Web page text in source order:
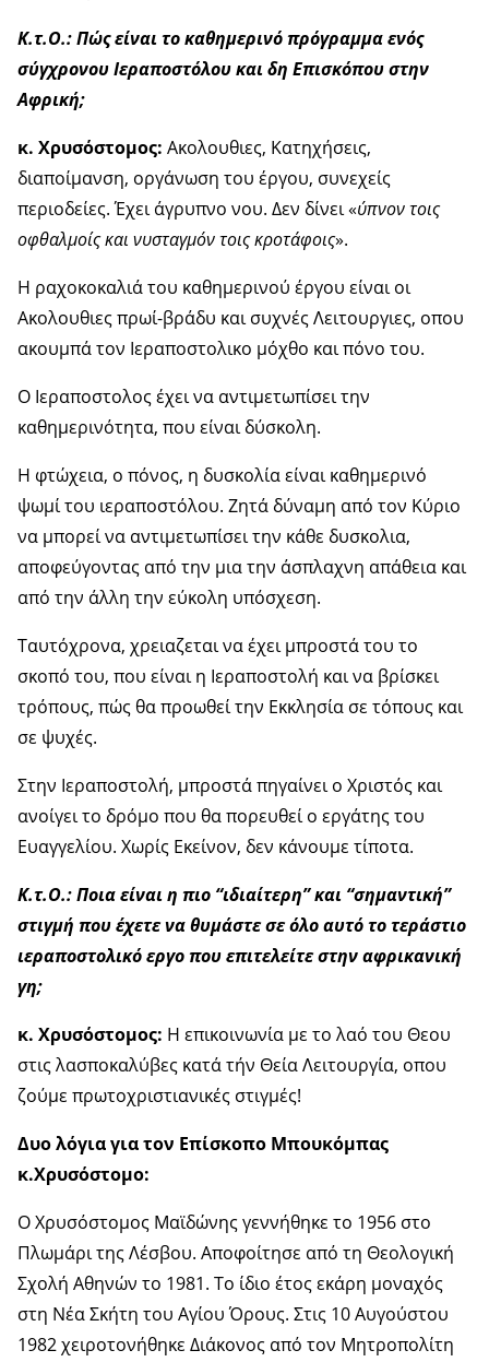
Κ.τ.Ο.: Πώς είναι το καθημερινό πρόγραμμα ενός
σύγχρονου Ιεραποστόλου και δη Επισκόπου στην
Αφρική;
κ. Χρυσόστομος: Ακολουθιες, Κατηχήσεις,
διαποίμανση, οργάνωση του έργου, συνεχείς
περιοδείες. Έχει άγρυπνο νου. Δεν δίνει «ύπνον τοις
οφθαλμοίς και νυσταγμόν τοις κροτάφοις».
Η ραχοκοκαλιά του καθημερινού έργου είναι οι
Ακολουθιες πρωί-βράδυ και συχνές Λειτουργιες, οπου
ακουμπά τον Ιεραποστολικο μόχθο και πόνο του.
Ο Ιεραποστολος έχει να αντιμετωπίσει την
καθημερινότητα, που είναι δύσκολη.
Η φτώχεια, ο πόνος, η δυσκολία είναι καθημερινό
ψωμί του ιεραποστόλου. Ζητά δύναμη από τον Κύριο
να μπορεί να αντιμετωπίσει την κάθε δυσκολια,
αποφεύγοντας από την μια την άσπλαχνη απάθεια και
από την άλλη την εύκολη υπόσχεση.
Ταυτόχρονα, χρειαζεται να έχει μπροστά του το
σκοπό του, που είναι η Ιεραποστολή και να βρίσκει
τρόπους, πώς θα προωθεί την Εκκλησία σε τόπους και
σε ψυχές.
Στην Ιεραποστολή, μπροστά πηγαίνει ο Χριστός και
ανοίγει το δρόμο που θα πορευθεί ο εργάτης του
Ευαγγελίου. Χωρίς Εκείνον, δεν κάνουμε τίποτα.
Κ.τ.Ο.: Ποια είναι η πιο “ιδιαίτερη” και “σημαντική”
στιγμή που έχετε να θυμάστε σε όλο αυτό το τεράστιο
ιεραποστολικό εργο που επιτελείτε στην αφρικανική
γη;
κ. Χρυσόστομος: Η επικοινωνία με το λαό του Θεου
στις λασποκαλύβες κατά τήν Θεία Λειτουργία, οπου
ζούμε πρωτοχριστιανικές στιγμές!
Δυο λόγια για τον Επίσκοπο Μπουκόμπας
κ.Χρυσόστομο:
Ο Χρυσόστομος Μαϊδώνης γεννήθηκε το 1956 στο
Πλωμάρι της Λέσβου. Αποφοίτησε από τη Θεολογική
Σχολή Αθηνών το 1981. Το ίδιο έτος εκάρη μοναχός
στη Νέα Σκήτη του Αγίου Όρους. Στις 10 Αυγούστου
1982 χειροτονήθηκε Διάκονος από τον Μητροπολίτη